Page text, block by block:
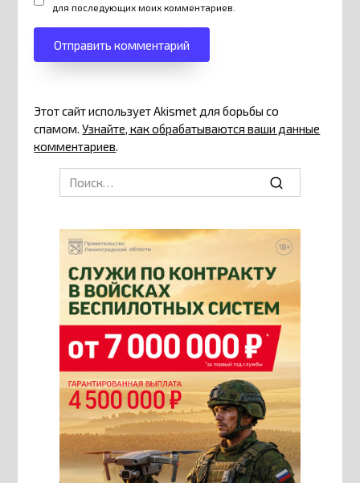
для последующих моих комментариев.
Этот сайт использует Akismet для борьбы со
спамом.Узнайте, как обрабатываются ваши данные
комментариев.
Search
for: